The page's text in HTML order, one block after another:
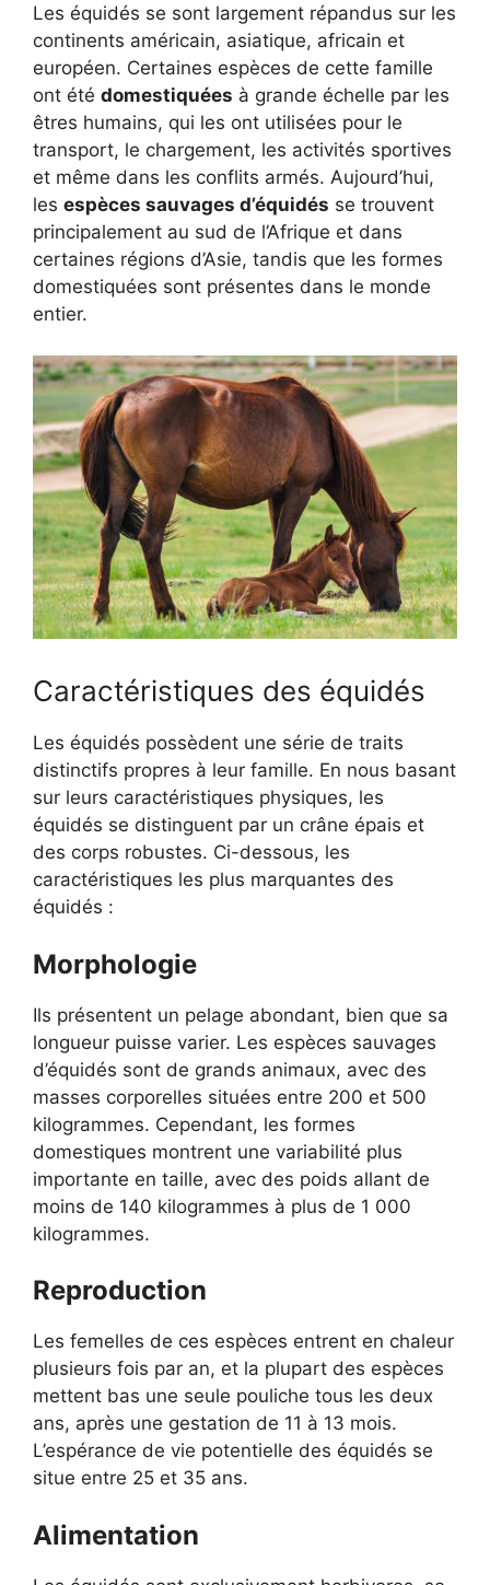
Les équidés se sont largement répandus sur les
continents américain, asiatique, africain et
européen. Certaines espèces de cette famille
ont été domestiquées à grande échelle par les
êtres humains, qui les ont utilisées pour le
transport, le chargement, les activités sportives
et même dans les conflits armés. Aujourd’hui,
les espèces sauvages d’équidés se trouvent
principalement au sud de l’Afrique et dans
certaines régions d’Asie, tandis que les formes
domestiquées sont présentes dans le monde
entier.
Caractéristiques des équidés
Les équidés possèdent une série de traits
distinctifs propres à leur famille. En nous basant
sur leurs caractéristiques physiques, les
équidés se distinguent par un crâne épais et
des corps robustes. Ci-dessous, les
caractéristiques les plus marquantes des
équidés :
Morphologie
Ils présentent un pelage abondant, bien que sa
longueur puisse varier. Les espèces sauvages
d’équidés sont de grands animaux, avec des
masses corporelles situées entre 200 et 500
kilogrammes. Cependant, les formes
domestiques montrent une variabilité plus
importante en taille, avec des poids allant de
moins de 140 kilogrammes à plus de 1 000
kilogrammes.
Reproduction
Les femelles de ces espèces entrent en chaleur
plusieurs fois par an, et la plupart des espèces
mettent bas une seule pouliche tous les deux
ans, après une gestation de 11 à 13 mois.
L’espérance de vie potentielle des équidés se
situe entre 25 et 35 ans.
Alimentation